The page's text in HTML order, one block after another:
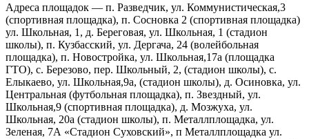
Адреса площадок — п. Разведчик, ул. Коммунистическая,3
(спортивная площадка), п. Сосновка 2 (спортивная площадка)
ул. Школьная, 1, д. Береговая, ул. Школьная, 1 (стадион
школы), п. Кузбасский, ул. Дергача, 24 (волейбольная
площадка), п. Новостройка, ул. Школьная,17а (площадка
ГТО), с. Березово, пер. Школьный, 2, (стадион школы), с.
Елыкаево, ул. Школьная,9а, (стадион школы), д. Осиновка, ул.
Центральная (футбольная площадка), п. Звездный, ул.
Школьная,9 (спортивная площадка), д. Мозжуха, ул.
Школьная, 20а (стадион школы), п. Металлплощадка, ул.
Зеленая, 7А «Стадион Суховский», п Металлплощадка ул.